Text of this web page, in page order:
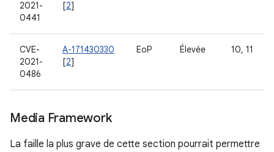
2021-
0441
[2]
CVE-
2021-
0486
A-171430330
[2]
EoP Élevée 10, 11
Media Framework
La faille la plus grave de cette section pourrait permettre